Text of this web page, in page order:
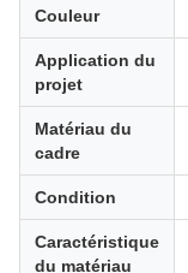
Couleur
Application du
projet
Matériau du
cadre
Condition
Caractéristique
du matériau